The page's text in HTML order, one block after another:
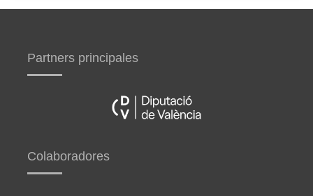
Partners principales
Colaboradores